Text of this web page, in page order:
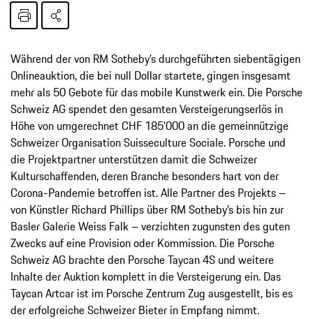
Während der von RM Sotheby’s durchgeführten siebentägigen
Onlineauktion, die bei null Dollar startete, gingen insgesamt
mehr als 50 Gebote für das mobile Kunstwerk ein. Die Porsche
Schweiz AG spendet den gesamten Versteigerungserlös in
Höhe von umgerechnet CHF 185'000 an die gemeinnützige
Schweizer Organisation Suisseculture Sociale. Porsche und
die Projektpartner unterstützen damit die Schweizer
Kulturschaffenden, deren Branche besonders hart von der
Corona-Pandemie betroffen ist. Alle Partner des Projekts –
von Künstler Richard Phillips über RM Sotheby’s bis hin zur
Basler Galerie Weiss Falk – verzichten zugunsten des guten
Zwecks auf eine Provision oder Kommission. Die Porsche
Schweiz AG brachte den Porsche Taycan 4S und weitere
Inhalte der Auktion komplett in die Versteigerung ein. Das
Taycan Artcar ist im Porsche Zentrum Zug ausgestellt, bis es
der erfolgreiche Schweizer Bieter in Empfang nimmt.